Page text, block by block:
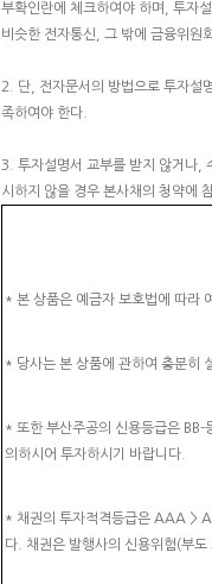
부확인란에 체크하여야 하며, 투자
비슷한 전자통신, 그 밖에 금융위원
2. 단, 전자문서의 방법으로 투자설
족하여야 한다.
3. 투자설명서 교부를 받지 않거나,
시하지 않을 경우 본사채의 청약에
* 본 상품은 예금자 보호법에 따라
* 당사는 본 상품에 관하여 충분히
* 또한 부산주공의 신용등급은
의하시어 투자하시기 바랍니다.
* 채권의 투자적격등급은 AAA >
다. 채권은 발행사의 신용위험(부